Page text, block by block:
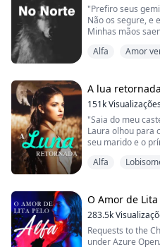
"Prefiro seus
Não os segure, e
Minhas mãos
corpo e puxam o
cobrindo meu
Alfa
Amor
A lua retornada
151kVisualizações
"Saia do meu
Laura olhou para
seu marido e o
ainda a
companheira... A
lhe uma segunda
Agora ela não é
Alfa
O Amor de
283.5k
Requests to the
under Azure